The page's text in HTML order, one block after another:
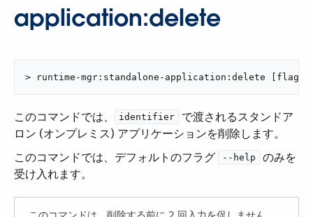
application:delete
> runtime-mgr:standalone-application:delete
このコマンドでは、​ identifier
​ で渡されるスタンドア
ロン (オンプレミス) アプリケーションを削除します。
このコマンドでは、デフォルトのフラグ ​
--help
​ のみを
受け入れます。